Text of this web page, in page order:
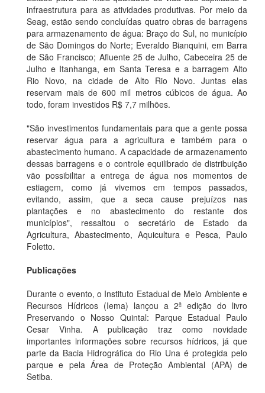
infraestrutura para as atividades produtivas. Por meio da
Seag, estão sendo concluídas quatro obras de barragens
para armazenamento de água: Braço do Sul, no município
de São Domingos do Norte; Everaldo Bianquini, em Barra
de São Francisco; Afluente 25 de Julho, Cabeceira 25 de
Julho e Itanhanga, em Santa Teresa e a barragem Alto
Rio Novo, na cidade de Alto Rio Novo. Juntas elas
reservam mais de 600 mil metros cúbicos de água. Ao
todo, foram investidos R$ 7,7 milhões.
"São investimentos fundamentais para que a gente possa
reservar água para a agricultura e também para o
abastecimento humano. A capacidade de armazenamento
dessas barragens e o controle equilibrado de distribuição
vão possibilitar a entrega de água nos momentos de
estiagem, como já vivemos em tempos passados,
evitando, assim, que a seca cause prejuízos nas
plantações e no abastecimento do restante dos
municípios", ressaltou o secretário de Estado da
Agricultura, Abastecimento, Aquicultura e Pesca, Paulo
Foletto.
Publicações
Durante o evento, o Instituto Estadual de Meio Ambiente e
Recursos Hídricos (Iema) lançou a 2ª edição do livro
Preservando o Nosso Quintal: Parque Estadual Paulo
Cesar Vinha. A publicação traz como novidade
importantes informações sobre recursos hídricos, já que
parte da Bacia Hidrográfica do Rio Una é protegida pelo
parque e pela Área de Proteção Ambiental (APA) de
Setiba.